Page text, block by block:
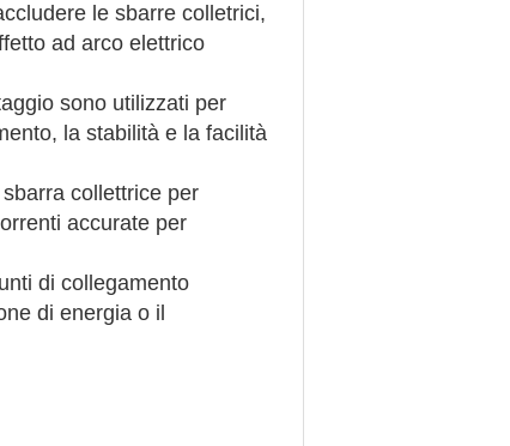
le sbarre colletrici,
ad arco elettrico
sono utilizzati per
la stabilità e la facilità
collettrice per
accurate per
di collegamento
di energia o il